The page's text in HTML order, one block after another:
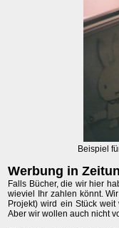
Beispiel
Werbung in
Falls Bücher, die wir hier
wieviel Ihr zahlen könnt.
Projekt) wird ein Stück
Aber wir wollen auch nicht